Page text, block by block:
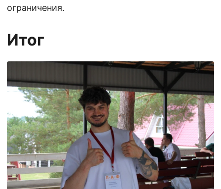
ограничения.
Итог